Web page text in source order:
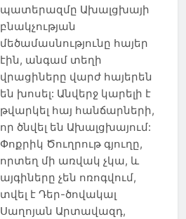
պատերազմը Ախալցխայի
բնակչության
մեծամասնությունը հայեր
էին, անգամ տեղի
վրացիները վարժ հայերեն
են խոսել: Անվերջ կարելի է
թվարկել հայ հանճարների,
որ ծնվել են Ախալցխայում:
Փոքրիկ Ծուղրութ գյուղը,
որտեղ մի առվակ չկա, և
այգիները չեն ոռոգվում,
տվել է Դեր-ծովակալ
Սաղոյան Արտավազդ,